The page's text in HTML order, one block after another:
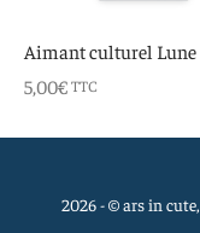
Aimant culturel Lune
5,00€TTC
2026 - © ars in